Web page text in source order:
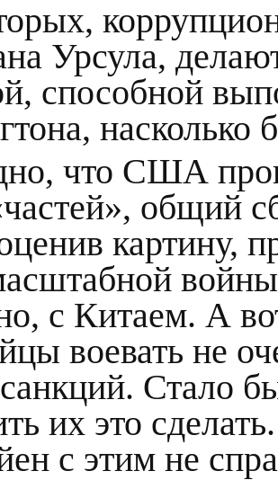
Урсула,
способной
что США
общий
картину,
с Китаем. А
воевать не
Стало
их это
с этим не